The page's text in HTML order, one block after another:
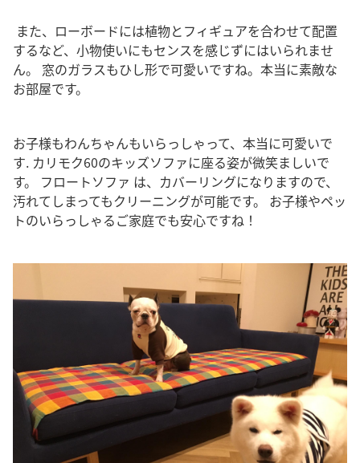
また、ローボードには植物とフィギュアを合わせて配置
するなど、小物使いにもセンスを感じずにはいられませ
ん。 窓のガラスもひし形で可愛いですね。本当に素敵な
お部屋です。
お子様もわんちゃんもいらっしゃって、本当に可愛いで
す. カリモク60のキッズソファに座る姿が微笑ましいで
す。 フロートソファ は、カバーリングになりますので、
汚れてしまってもクリーニングが可能です。 お子様やペッ
トのいらっしゃるご家庭でも安心ですね！